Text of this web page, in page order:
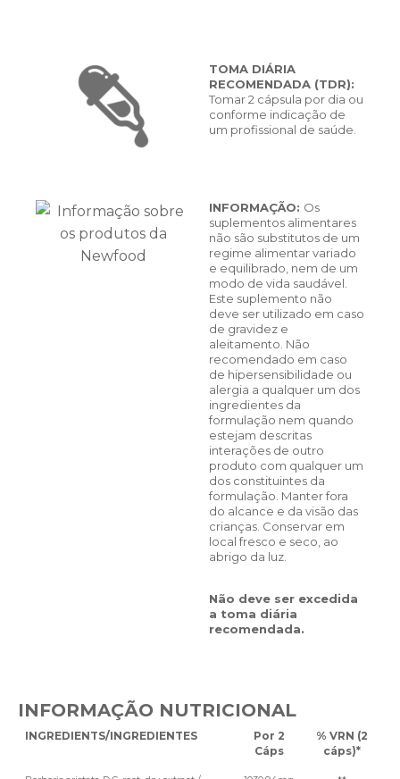
TOMA DIÁRIA
RECOMENDADA (TDR):
Tomar 2 cápsula por dia ou
conforme indicação de
um profissional de saúde.
INFORMAÇÃO: Os
suplementos alimentares
não são substitutos de um
regime alimentar variado
e equilibrado, nem de um
modo de vida saudável.
Este suplemento não
deve ser utilizado em caso
de gravidez e
aleitamento. Não
recomendado em caso
de hipersensibilidade ou
alergia a qualquer um dos
ingredientes da
formulação nem quando
estejam descritas
interações de outro
produto com qualquer um
dos constituintes da
formulação. Manter fora
do alcance e da visão das
crianças. Conservar em
local fresco e seco, ao
abrigo da luz.
Não deve ser excedida
a toma diária
recomendada.
INFORMAÇÃO NUTRICIONAL
INGREDIENTS/INGREDIENTES
Por 2
Cáps
% VRN (2
cáps)*